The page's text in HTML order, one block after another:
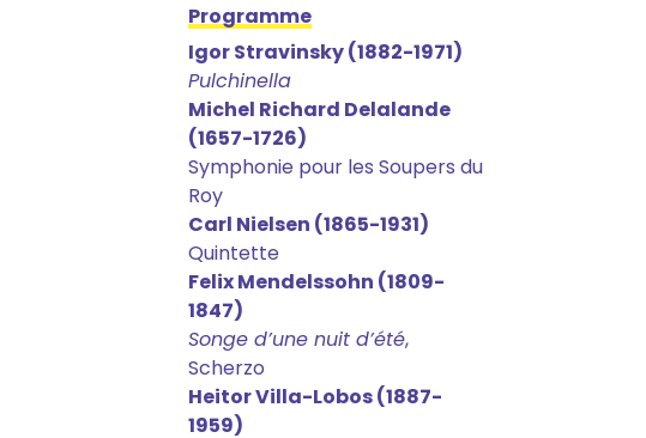
Programme
Igor Stravinsky (1882-1971)
Pulchinella
Michel Richard Delalande
(1657-1726)
Symphonie pour les Soupers du
Roy
Carl Nielsen (1865-1931)
Quintette
Felix Mendelssohn (1809-
1847)
Songe d’une nuit d’été,
Scherzo
Heitor Villa-Lobos (1887-
1959)